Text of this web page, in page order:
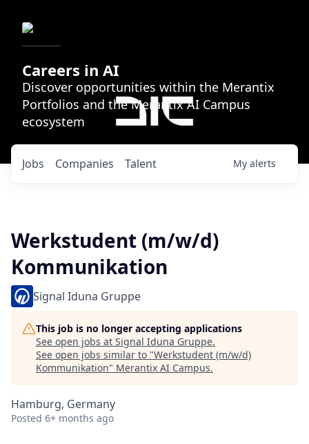
Careers in AI
Discover opportunities within the Merantix
Portfolios and the Merantix AI Campus
ecosystem
Jobs Companies Talent My alerts
Werkstudent (m/w/d)
Kommunikation
Signal Iduna Gruppe
This job is no longer accepting applications
See open jobs at Signal Iduna Gruppe.
See open jobs similar to "Werkstudent (m/w/d)
Kommunikation" Merantix AI Campus.
Hamburg, Germany
Posted 6+ months ago